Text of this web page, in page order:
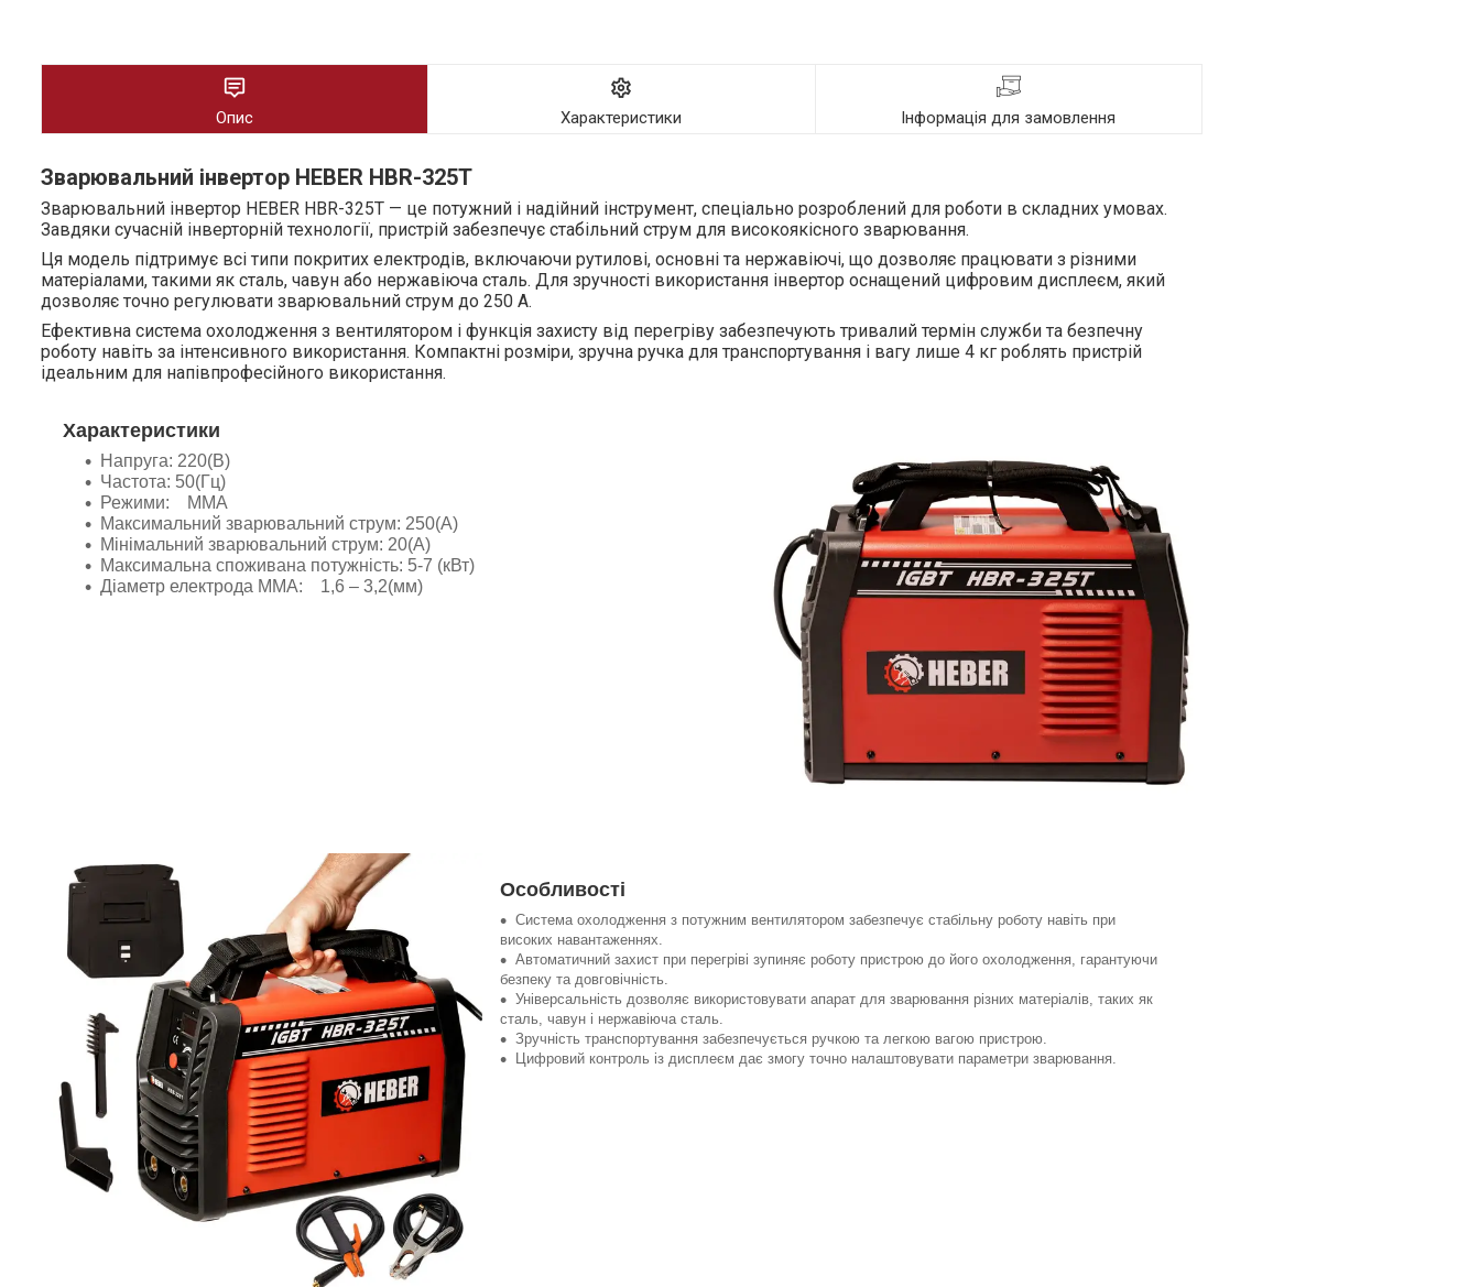
Опис Характеристики Інформація для замовлення
Зварювальний інвертор HEBER HBR-325T
Зварювальний інвертор HEBER HBR-325T — це потужний і надійний інструмент, спеціально розроблений для роботи в складних умовах.
Завдяки сучасній інверторній технології, пристрій забезпечує стабільний струм для високоякісного зварювання.
Ця модель підтримує всі типи покритих електродів, включаючи рутилові, основні та нержавіючі, що дозволяє працювати з різними
матеріалами, такими як сталь, чавун або нержавіюча сталь. Для зручності використання інвертор оснащений цифровим дисплеєм, який
дозволяє точно регулювати зварювальний струм до 250 А.
Ефективна система охолодження з вентилятором і функція захисту від перегріву забезпечують тривалий термін служби та безпечну
роботу навіть за інтенсивного використання. Компактні розміри, зручна ручка для транспортування і вагу лише 4 кг роблять пристрій
ідеальним для напівпрофесійного використання.
Характеристики
Напруга: 220(В)
Частота: 50(Гц)
Режими: MMA
Максимальний зварювальний струм: 250(А)
Мінімальний зварювальний струм: 20(А)
Максимальна споживана потужність: 5-7 (кВт)
Діаметр електрода MMA: 1,6 – 3,2(мм)
Особливості
Система охолодження з потужним вентилятором забезпечує стабільну роботу навіть при
високих навантаженнях.
Автоматичний захист при перегріві зупиняє роботу пристрою до його охолодження, гарантуючи
безпеку та довговічність.
Універсальність дозволяє використовувати апарат для зварювання різних матеріалів, таких як
сталь, чавун і нержавіюча сталь.
Зручність транспортування забезпечується ручкою та легкою вагою пристрою.
Цифровий контроль із дисплеєм дає змогу точно налаштовувати параметри зварювання.